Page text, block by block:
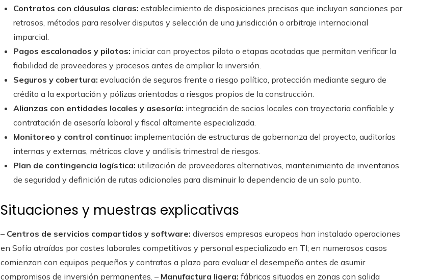
Contratos con cláusulas claras: establecimiento de disposiciones precisas que incluyan sanciones por
retrasos, métodos para resolver disputas y selección de una jurisdicción o arbitraje internacional
imparcial.
Pagos escalonados y pilotos: iniciar con proyectos piloto o etapas acotadas que permitan verificar la
fiabilidad de proveedores y procesos antes de ampliar la inversión.
Seguros y cobertura: evaluación de seguros frente a riesgo político, protección mediante seguro de
crédito a la exportación y pólizas orientadas a riesgos propios de la construcción.
Alianzas con entidades locales y asesoría: integración de socios locales con trayectoria confiable y
contratación de asesoría laboral y fiscal altamente especializada.
Monitoreo y control continuo: implementación de estructuras de gobernanza del proyecto, auditorías
internas y externas, métricas clave y análisis trimestral de riesgos.
Plan de contingencia logística: utilización de proveedores alternativos, mantenimiento de inventarios
de seguridad y definición de rutas adicionales para disminuir la dependencia de un solo punto.
Situaciones y muestras explicativas
– Centros de servicios compartidos y software: diversas empresas europeas han instalado operaciones
en Sofía atraídas por costes laborales competitivos y personal especializado en TI; en numerosos casos
comienzan con equipos pequeños y contratos a plazo para evaluar el desempeño antes de asumir
compromisos de inversión permanentes. – Manufactura ligera: fábricas situadas en zonas con salida